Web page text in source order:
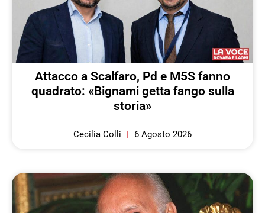
Attacco a Scalfaro, Pd e M5S fanno
quadrato: «Bignami getta fango sulla
storia»
Cecilia Colli 6 Agosto 2026